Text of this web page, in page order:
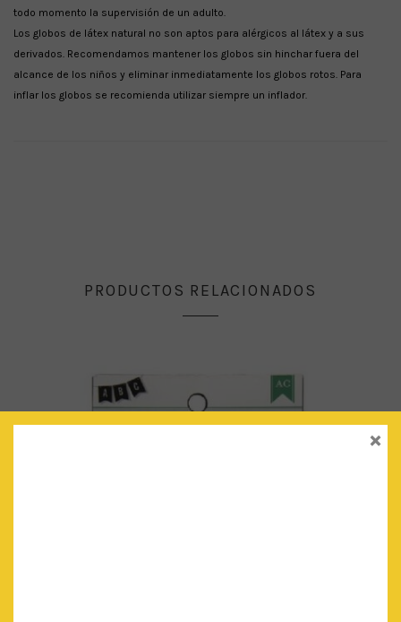
todo momento la supervisión de un adulto.
Los globos de látex natural no son aptos para alérgicos al látex y a sus
derivados. Recomendamos mantener los globos sin hinchar fuera del
alcance de los niños y eliminar inmediatamente los globos rotos. Para
inflar los globos se recomienda utilizar siempre un inflador.
PRODUCTOS RELACIONADOS
×